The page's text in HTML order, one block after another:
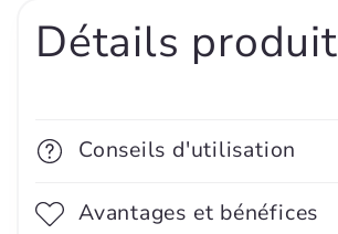
Détails produit
Conseils d'utilisation
Avantages et bénéfices